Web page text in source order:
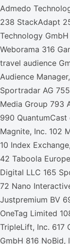
Admedo
238 StackAdapt
Technology
Weborama 316
travel audience
Audience
Sportradar AG
Media Group 793
990
Magnite, Inc. 102
10 Index
42 Taboola
Digital LLC 165
72 Nano
Justpremium BV
OneTag Limited
TripleLift, Inc. 617
GmbH 816 NoBid,